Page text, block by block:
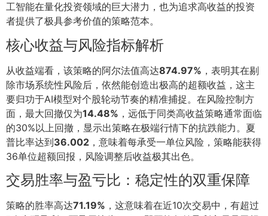
工智能在量化投资领域的巨大潜力，也为追求高收益的投资
者提供了极具参考价值的策略范本。
核心收益与风险指标解析
从收益端看，该策略的阿尔法值高达874.97% ，表明其在剔
除市场系统性风险后，依然能创造出极高的超额收益，这主
要归功于AI模型对个股轮动节奏的精准捕捉。在风险控制方
面，最大回撤仅为14.48% ，远低于同类高收益策略通常面临
的30%以上回撤，显示出策略在极端行情下的抗跌能力。夏
普比率达到36.002 ，意味着每承受一单位风险，策略能获得
36单位超额回报，风险调整后收益极其出色。
交易胜率与盈亏比：稳定性的双重保障
策略的胜率高达71.19% ，这意味着在近10次交易中，有超过